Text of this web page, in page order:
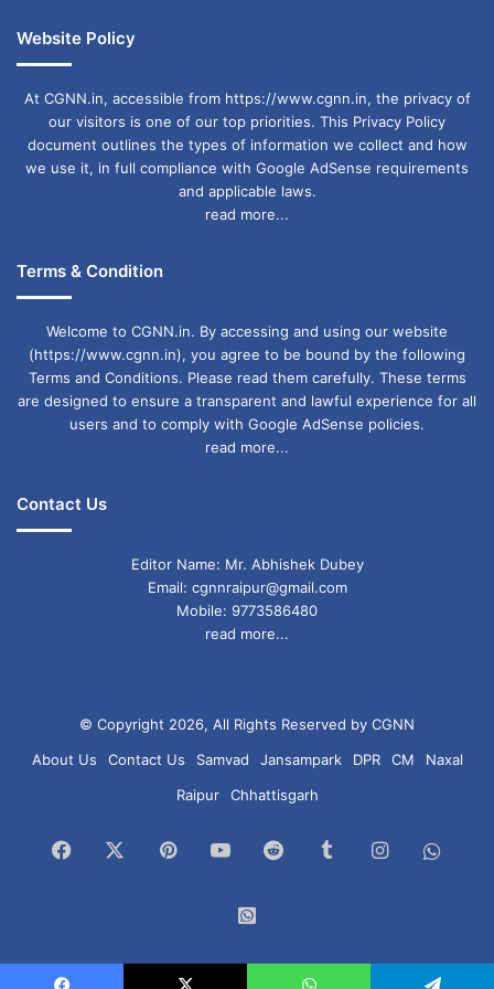
Website Policy
At CGNN.in, accessible from https://www.cgnn.in, the privacy of
our visitors is one of our top priorities. This Privacy Policy
document outlines the types of information we collect and how
we use it, in full compliance with Google AdSense requirements
and applicable laws.
read more...
Terms & Condition
Welcome to CGNN.in. By accessing and using our website
(https://www.cgnn.in), you agree to be bound by the following
Terms and Conditions. Please read them carefully. These terms
are designed to ensure a transparent and lawful experience for all
users and to comply with Google AdSense policies.
read more...
Contact Us
Editor Name: Mr. Abhishek Dubey
Email: cgnnraipur@gmail.com
Mobile: 9773586480
read more...
© Copyright 2026, All Rights Reserved by CGNN
About Us
Contact Us Samvad Jansampark DPR CM
Naxal
Raipur
Chhattisgarh
Facebook PinterestYouTubeReddit TumblrInstagram
Group